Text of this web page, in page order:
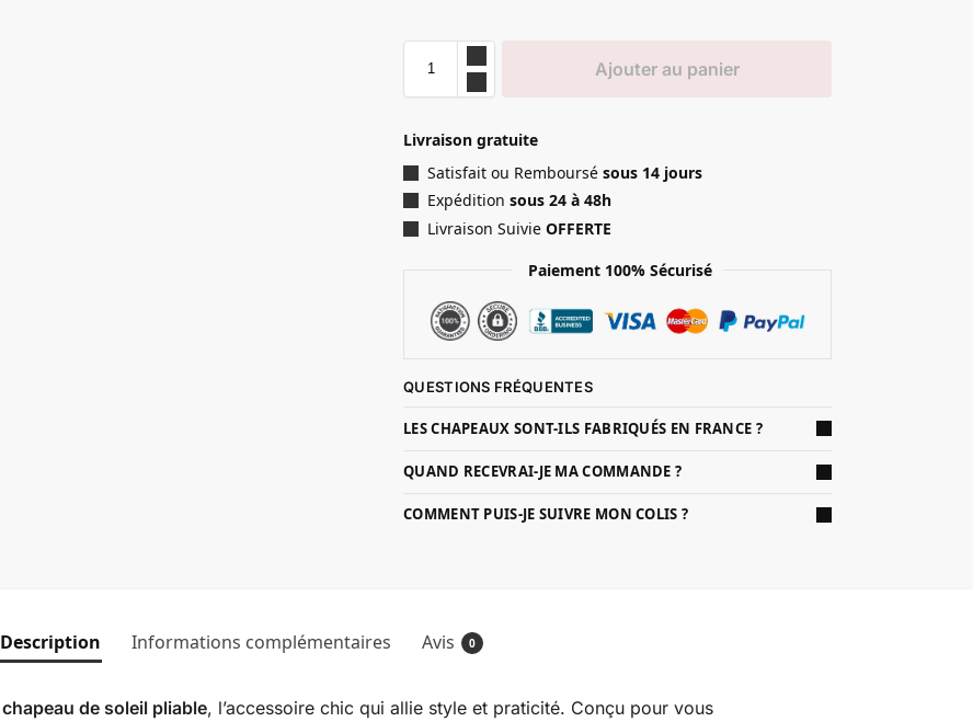
Ajouter au panier
Livraison gratuite
Satisfait ou Remboursésous 14 jours
Expédition sous 24 à 48h
Livraison SuivieOFFERTE
Paiement 100% Sécurisé
QUESTIONS FRÉQUENTES
LES CHAPEAUX SONT-ILS FABRIQUÉS EN FRANCE ?
QUAND RECEVRAI-JE MA COMMANDE ?
COMMENT PUIS-JE SUIVRE MON COLIS ?
Description Informations complémentaires Avis 0
chapeau de soleil pliable, l’accessoire chic qui allie style et praticité. Conçu pour vous